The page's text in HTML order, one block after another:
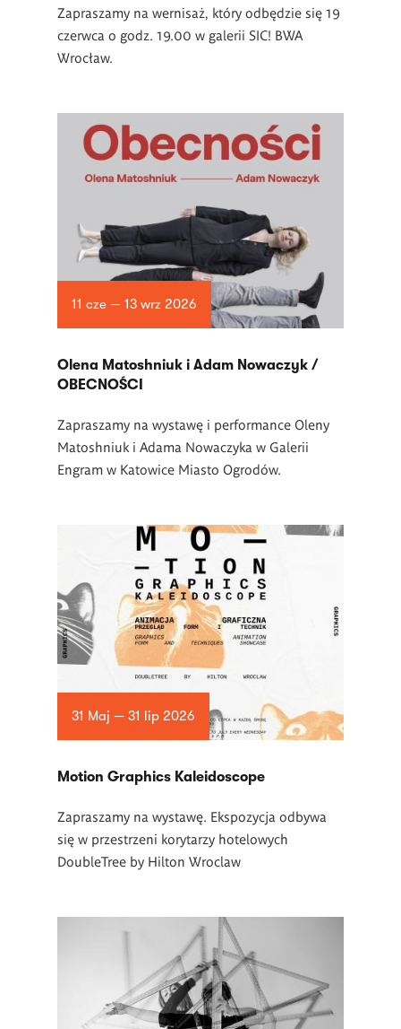
Zapraszamy na wernisaż, który odbędzie się 19
czerwca o godz. 19.00 w galerii SIC! BWA
Wrocław.
11 cze — 13 wrz 2026
Olena Matoshniuk i Adam Nowaczyk /
OBECNOŚCI
Zapraszamy na wystawę i performance Oleny
Matoshniuk i Adama Nowaczyka w Galerii
Engram w Katowice Miasto Ogrodów.
31 Maj — 31 lip 2026
Motion Graphics Kaleidoscope
Zapraszamy na wystawę. Ekspozycja odbywa
się w przestrzeni korytarzy hotelowych
DoubleTree by Hilton Wroclaw